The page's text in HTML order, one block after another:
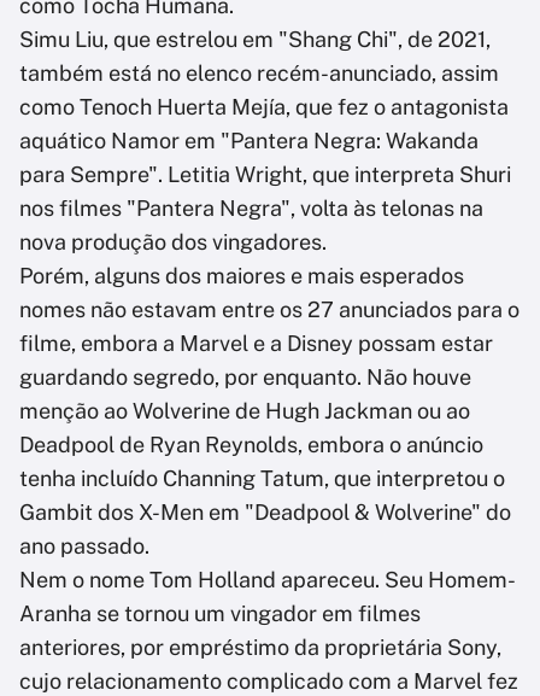
como Tocha Humana.
Simu Liu, que estrelou em "Shang Chi", de 2021,
também está no elenco recém-anunciado, assim
como Tenoch Huerta Mejía, que fez o antagonista
aquático Namor em "Pantera Negra: Wakanda
para Sempre". Letitia Wright, que interpreta Shuri
nos filmes "Pantera Negra", volta às telonas na
nova produção dos vingadores.
Porém, alguns dos maiores e mais esperados
nomes não estavam entre os 27 anunciados para o
filme, embora a Marvel e a Disney possam estar
guardando segredo, por enquanto. Não houve
menção ao Wolverine de Hugh Jackman ou ao
Deadpool de Ryan Reynolds, embora o anúncio
tenha incluído Channing Tatum, que interpretou o
Gambit dos X-Men em "Deadpool & Wolverine" do
ano passado.
Nem o nome Tom Holland apareceu. Seu Homem-
Aranha se tornou um vingador em filmes
anteriores, por empréstimo da proprietária Sony,
cujo relacionamento complicado com a Marvel fez